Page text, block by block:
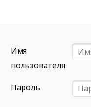
примерно 13 сентября
Севилья — Валенсия
примерно 16 сентября
Алавес — Валенсия
Имя
пользователя
Пароль